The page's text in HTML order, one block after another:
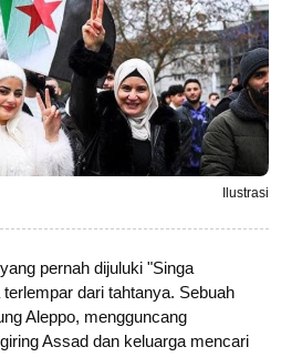
Ilustrasi
pernah dijuluki "Singa
dari tahtanya. Sebuah
Aleppo, mengguncang
Assad dan keluarga mencari